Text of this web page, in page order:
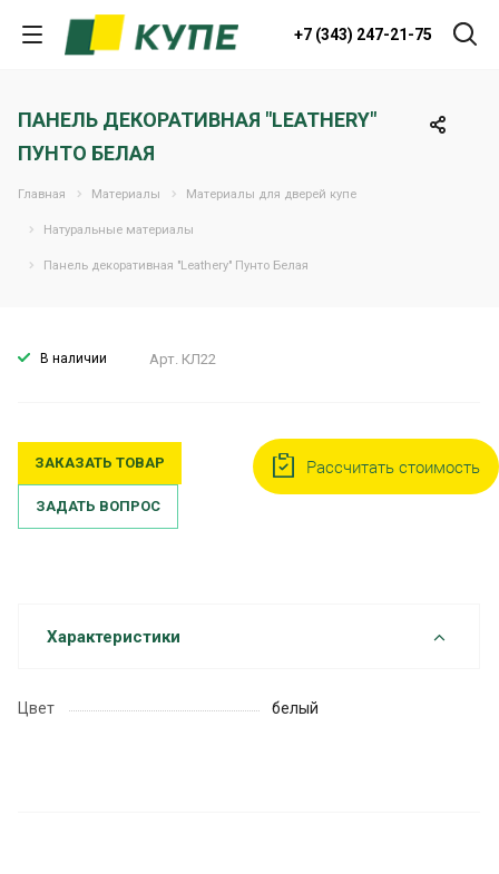
+7 (343) 247-21-75
ПАНЕЛЬ ДЕКОРАТИВНАЯ "LEATHERY"
ПУНТО БЕЛАЯ
Главная Материалы Материалы для дверей купе
Натуральные материалы
Панель декоративная "Leathery" Пунто Белая
В наличии Арт. КЛ22
ЗАКАЗАТЬ ТОВАР
ЗАДАТЬ ВОПРОС
Характеристики
Цвет белый
Рассчитать стоимость